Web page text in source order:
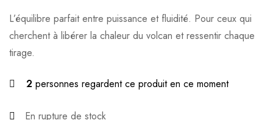
L’équilibre parfait entre puissance et fluidité. Pour ceux qui
cherchent à libérer la chaleur du volcan et ressentir chaque
tirage.
2 personnes regardent ce produit en ce moment
En rupture de stock